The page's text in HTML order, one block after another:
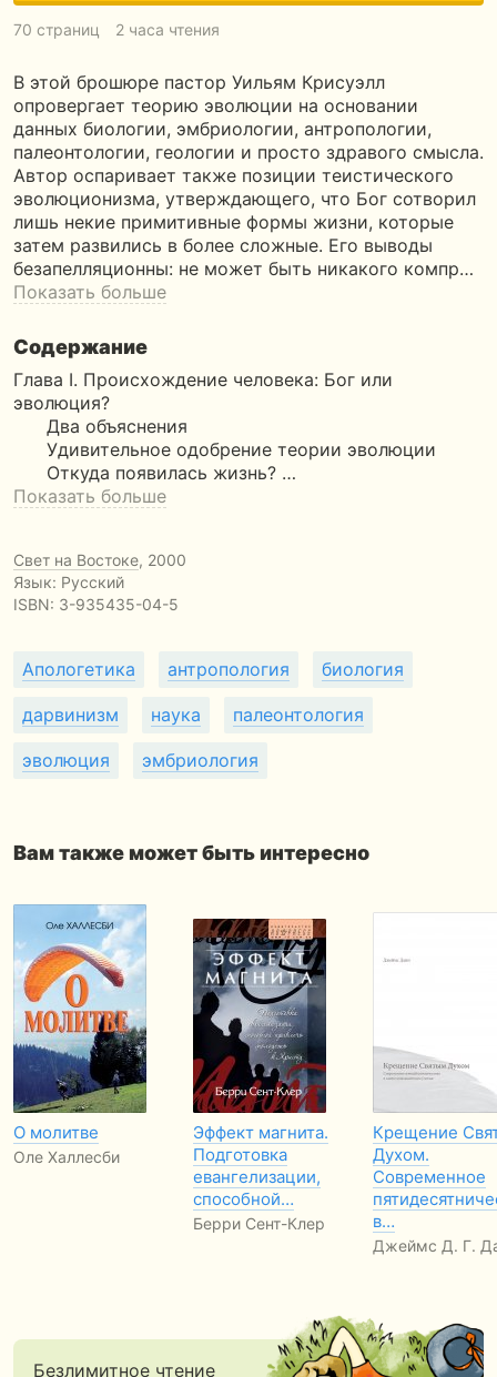
70 страниц 2 часа чтения
В этой брошюре пастор Уильям Крисуэлл
опровергает теорию эволюции на основании
данных биологии, эмбриологии, антропологии,
палеонтологии, геологии и просто здравого смысла.
Автор оспаривает также позиции теистического
эволюционизма, утверждающего, что Бог сотворил
лишь некие примитивные формы жизни, которые
затем развились в более сложные. Его выводы
безапелляционны: не может быть никакого компр…
Показать больше
Содержание
Глава I. Происхождение человека: Бог или
эволюция?
Два объяснения
Удивительное одобрение теории эволюции
Откуда появилась жизнь? …
Показать больше
Свет на Востоке, 2000
Язык: Русский
ISBN: 3-935435-04-5
Апологетика антропология биология
дарвинизм наука палеонтология
эволюция эмбриология
Вам также может быть интересно
О молитве
Оле Халлесби
Эффект магнита.
Подготовка
евангелизации,
способной…
Берри Сент-Клер
Крещение
Духом.
Современное
в…
Джеймс Д. Г.
Безлимитное чтение